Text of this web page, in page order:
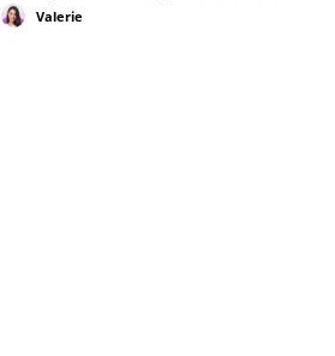
Valerie